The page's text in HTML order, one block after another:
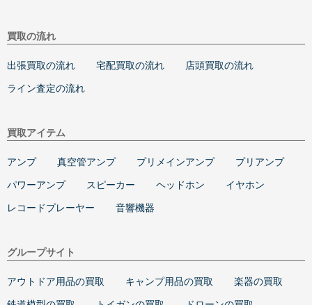
買取の流れ
出張買取の流れ 宅配買取の流れ 店頭買取の流れ
ライン査定の流れ
買取アイテム
アンプ 真空管アンプ プリメインアンプ プリアンプ
パワーアンプ スピーカー ヘッドホン イヤホン
レコードプレーヤー 音響機器
グループサイト
アウトドア用品の買取 キャンプ用品の買取 楽器の買取